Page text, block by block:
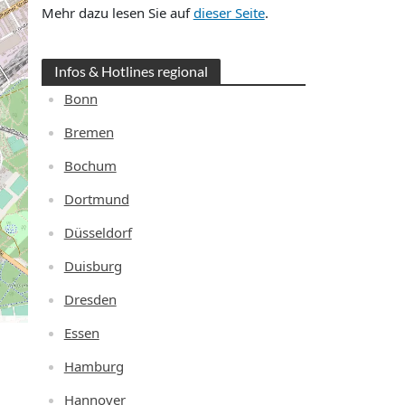
Mehr dazu lesen Sie aufdieser Seite.
Infos & Hotlines regional
Bonn
Bremen
Bochum
Dortmund
Düsseldorf
Duisburg
Dresden
Essen
Hamburg
Hannover